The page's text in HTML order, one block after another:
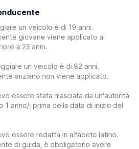
un veicolo è di 19 anni.
giovane viene applicato ai
a 23 anni.
un veicolo è di 82 anni.
anziano non viene applicato.
essere stata rilasciata da un'autorità
1 anno/i prima della data di inizio del
essere redatta in alfabeto latino.
di guida, è obbligatorio avere